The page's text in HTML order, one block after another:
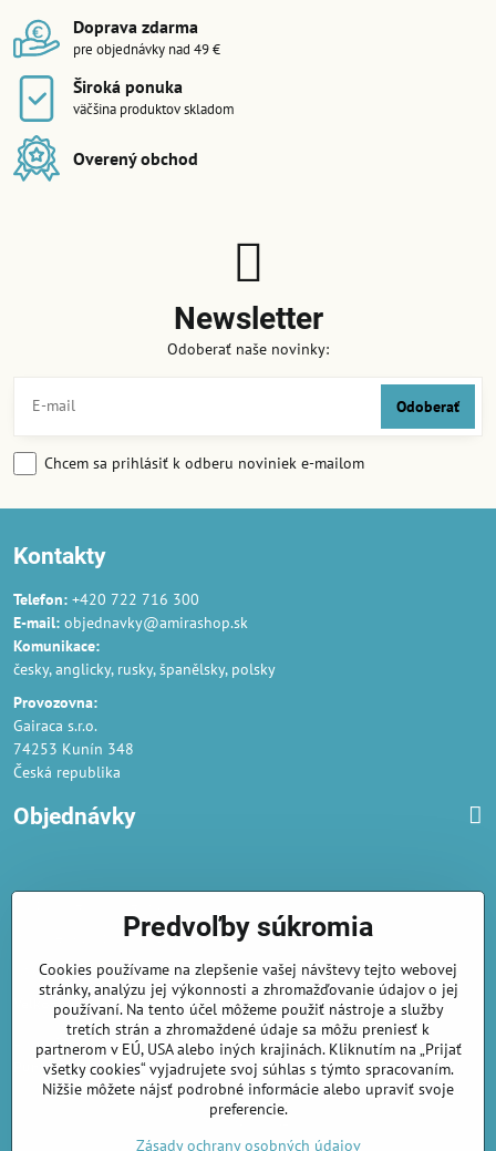
Doprava zdarma
pre objednávky nad 49 €
Široká ponuka
väčšina produktov skladom
Overený obchod
Newsletter
Odoberať naše novinky:
Odoberať
Chcem sa prihlásiť k odberu noviniek e-mailom
Kontakty
Telefon: +420 722 716 300
E-mail: objednavky@amirashop.sk
Komunikace:
česky, anglicky, rusky, španělsky, polsky
Provozovna:
Gairaca s.r.o.
74253 Kunín 348
Česká republika
Objednávky
Podmienky ochrany osobných údajov
Náklady na dodání a doba dodání
Veľkoobchod- značka Gaira®
AmiraShop je registrovaný na Puncovom úrade.
Puncové značkysú k nahliadnuttu.
amirashop.cz/
Predvoľby súkromia
Cookies používame na zlepšenie vašej návštevy tejto webovej
stránky, analýzu jej výkonnosti a zhromažďovanie údajov o jej
používaní. Na tento účel môžeme použiť nástroje a služby
tretích strán a zhromaždené údaje sa môžu preniesť k
partnerom v EÚ, USA alebo iných krajinách. Kliknutím na „Prijať
všetky cookies“ vyjadrujete svoj súhlas s týmto spracovaním.
Nižšie môžete nájsť podrobné informácie alebo upraviť svoje
preferencie.
Zásady ochrany osobných údajov